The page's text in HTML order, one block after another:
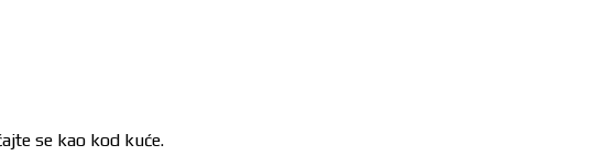
se kao kod kuće.